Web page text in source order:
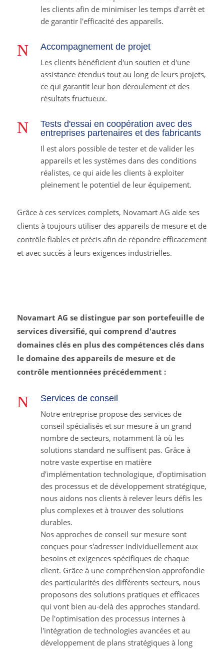
les clients afin de minimiser les temps d'arrêt et
de garantir l'efficacité des appareils.
N
Accompagnement de projet
Les clients bénéficient d'un soutien et d'une
assistance étendus tout au long de leurs projets,
ce qui garantit leur bon déroulement et des
résultats fructueux.
N
Tests d'essai en coopération avec des
entreprises partenaires et des fabricants
Il est alors possible de tester et de valider les
appareils et les systèmes dans des conditions
réalistes, ce qui aide les clients à exploiter
pleinement le potentiel de leur équipement.
Grâce à ces services complets, Novamart AG aide ses
clients à toujours utiliser des appareils de mesure et de
contrôle fiables et précis afin de répondre efficacement
et avec succès à leurs exigences industrielles.
Novamart AG se distingue par son portefeuille de
services diversifié, qui comprend d'autres
domaines clés en plus des compétences clés dans
le domaine des appareils de mesure et de
contrôle mentionnées précédemment :
N
Services de conseil
Notre entreprise propose des services de
conseil spécialisés et sur mesure à un grand
nombre de secteurs, notamment là où les
solutions standard ne suffisent pas. Grâce à
notre vaste expertise en matière
d'implémentation technologique, d'optimisation
des processus et de développement stratégique,
nous aidons nos clients à relever leurs défis les
plus complexes et à trouver des solutions
durables.
Nos approches de conseil sur mesure sont
conçues pour s'adresser individuellement aux
besoins et exigences spécifiques de chaque
client. Grâce à une compréhension approfondie
des particularités des différents secteurs, nous
proposons des solutions pratiques et efficaces
qui vont bien au-delà des approches standard.
De l'optimisation des processus internes à
l'intégration de technologies avancées et au
développement de plans stratégiques à long